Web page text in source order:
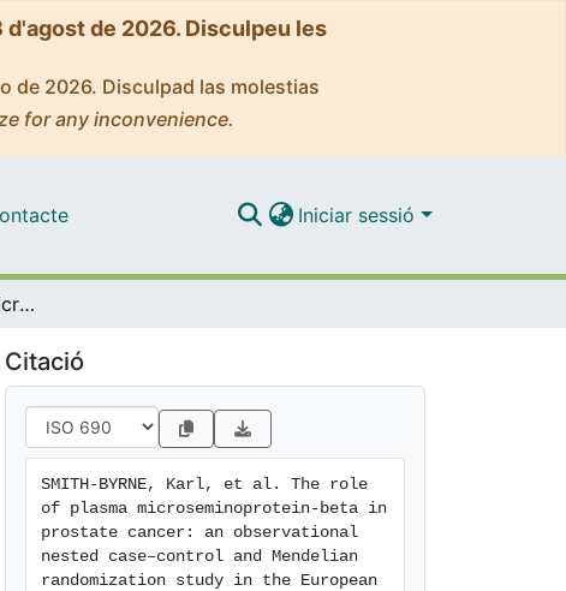
de 2026. Disculpeu les
de 2026. Disculpad las molestias
for any inconvenience.
Iniciar sessió
The role of plasma microseminoprotein-beta in prostate cancer: an observational nested case–control and Mendelian randomization study in the European prospective investigation into cancer and nutrition
Citació
SMITH-BYRNE, Karl, et al. The role
of plasma microseminoprotein-beta in
prostate cancer: an observational
nested case–control and Mendelian
randomization study in the European